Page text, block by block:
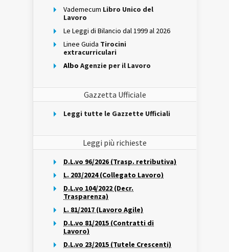
Vademecum Libro Unico del
Lavoro
Le Leggi di Bilancio dal 1999 al 2026
Linee Guida Tirocini
extracurriculari
Albo Agenzie per il Lavoro
Gazzetta Ufficiale
Leggi tutte le Gazzette Ufficiali
Leggi più richieste
D.L.vo 96/2026 (Trasp. retributiva)
L. 203/2024 (Collegato Lavoro)
D.L.vo 104/2022 (Decr.
Trasparenza)
L. 81/2017 (Lavoro Agile)
D.L.vo 81/2015 (Contratti di
Lavoro)
D.L.vo 23/2015 (Tutele Crescenti)